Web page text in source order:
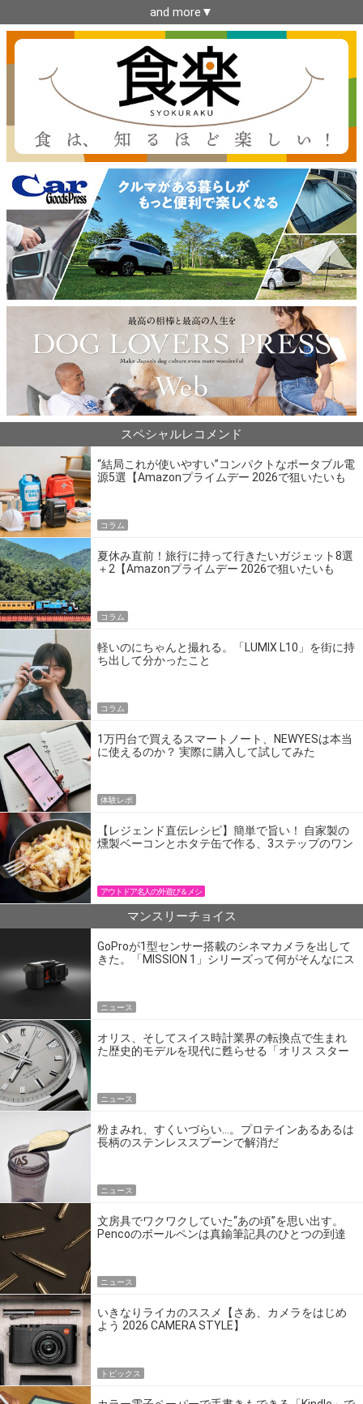
and more▼
スペシャルレコメンド
“結局これが使いやすい”コンパクトなポータブル電
源5選【Amazonプライムデー 2026で狙いたいも
コラム
夏休み直前！旅行に持って行きたいガジェット8選
＋2【Amazonプライムデー 2026で狙いたいも
コラム
軽いのにちゃんと撮れる。「LUMIX L10」を街に持
ち出して分かったこと
コラム
1万円台で買えるスマートノート、NEWYESは本当
に使えるのか？ 実際に購入して試してみた
体験レポ
【レジェンド直伝レシピ】簡単で旨い！ 自家製の
燻製ベーコンとホタテ缶で作る、3ステップのワン
アウトドア名人の外遊び＆メシ
マンスリーチョイス
GoProが1型センサー搭載のシネマカメラを出して
きた。「MISSION 1」シリーズって何がそんなにス
ニュース
オリス、そしてスイス時計業界の転換点で生まれ
た歴史的モデルを現代に甦らせる「オリス スター
ニュース
粉まみれ、すくいづらい…。プロテインあるあるは
長柄のステンレススプーンで解消だ
ニュース
文房具でワクワクしていた“あの頃”を思い出す。
Pencoのボールペンは真鍮筆記具のひとつの到達
ニュース
いきなりライカのススメ【さあ、カメラをはじめ
よう 2026 CAMERA STYLE】
トピックス